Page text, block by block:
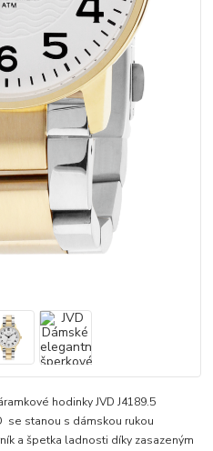
hodinky JVD J4189.5
se stanou s dámskou rukou
a špetka ladnosti díky zasazeným